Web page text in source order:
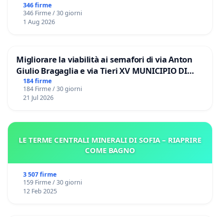
346 firme
346 Firme / 30 giorni
1 Aug 2026
Migliorare la viabilità ai semafori di via Anton
Giulio Bragaglia e via Tieri XV MUNICIPIO DI
ROMA
184 firme
184 Firme / 30 giorni
21 Jul 2026
LE TERME CENTRALI MINERALI DI SOFIA – RIAPRIRE
COME BAGNO
3 507 firme
159 Firme / 30 giorni
12 Feb 2025